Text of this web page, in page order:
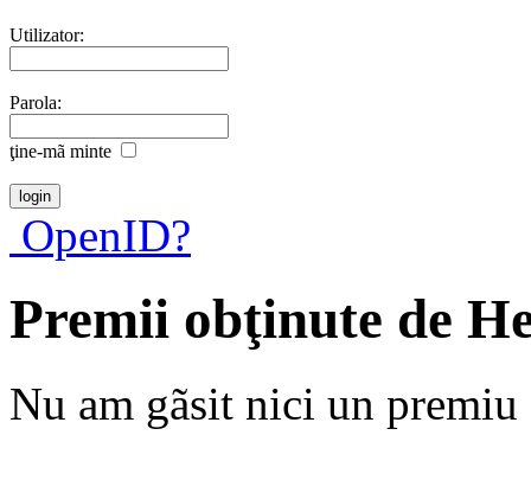
Utilizator:
Parola:
ţine-mã minte
OpenID?
Premii obţinute de
Nu am gãsit nici un premiu